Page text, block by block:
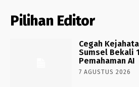
Pilihan Editor
Cegah
Sumsel Bekali
Pemahaman AI
7 AGUSTUS 2026